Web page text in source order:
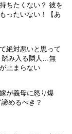
ちたくない？ 彼を
ったいない！【あ
絶対悪いと思って
踏み入る隣人…無
止まらない
が義母に怒り爆
めるべき？